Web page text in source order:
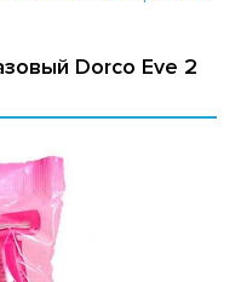
ПРОДУКЦИЯ
Dorco Eve 2